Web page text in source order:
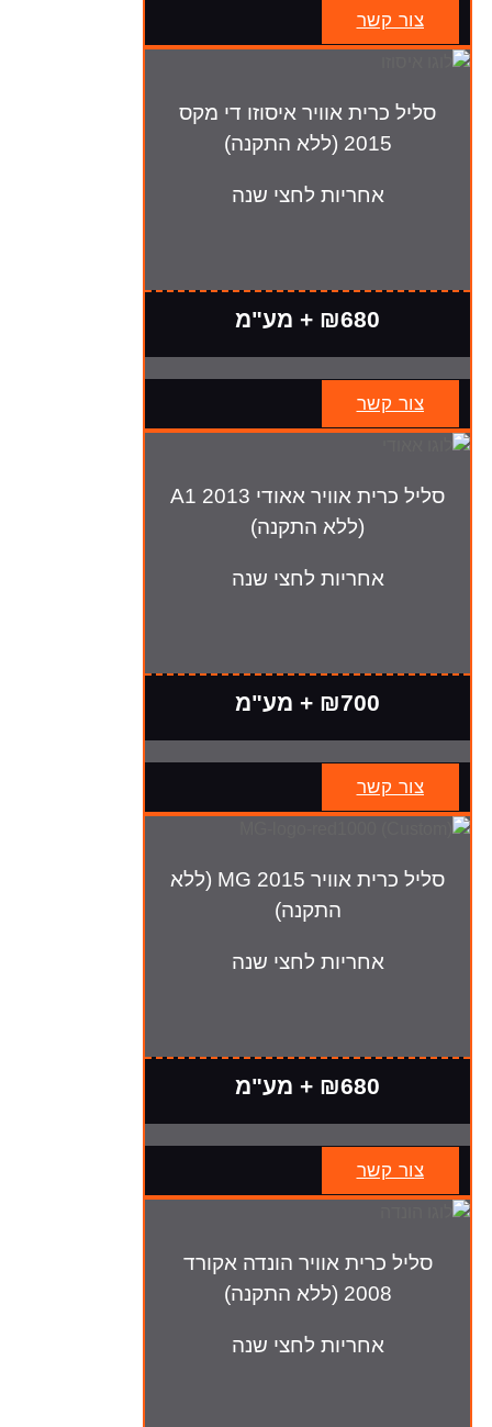
צור קשר
סליל כרית אוויר איסוזו די מקס
2015 (ללא התקנה)
אחריות לחצי שנה
₪680 + מע"מ
צור קשר
סליל כרית אוויר אאודי A1 2013
(ללא התקנה)
אחריות לחצי שנה
₪700 + מע"מ
צור קשר
סליל כרית אוויר MG 2015 (ללא
התקנה)
אחריות לחצי שנה
₪680 + מע"מ
צור קשר
סליל כרית אוויר הונדה אקורד
2008 (ללא התקנה)
אחריות לחצי שנה